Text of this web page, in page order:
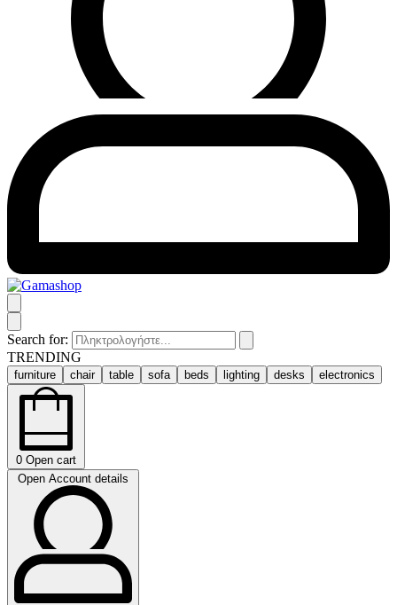
Search for:
TRENDING
furniture chair table sofa beds lighting desks electronics
0 Open cart
Open Account details